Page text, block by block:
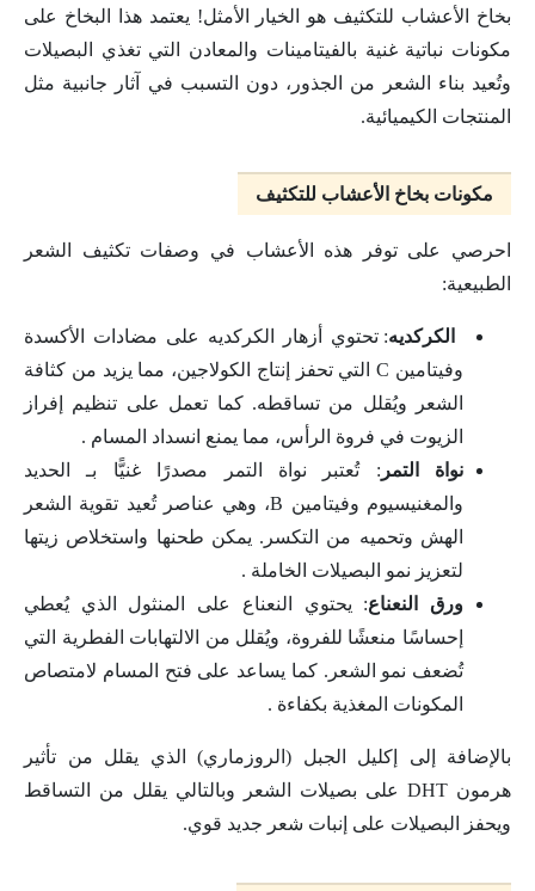
بخاخ الأعشاب للتكثيف هو الخيار الأمثل! يعتمد هذا البخاخ على
مكونات نباتية غنية بالفيتامينات والمعادن التي تغذي البصيلات
وتُعيد بناء الشعر من الجذور، دون التسبب في آثار جانبية مثل
المنتجات الكيميائية.
مكونات بخاخ الأعشاب للتكثيف
احرصي على توفر هذه الأعشاب في وصفات تكثيف الشعر
الطبيعية:
الكركديه: تحتوي أزهار الكركديه على مضادات الأكسدة
وفيتامين C التي تحفز إنتاج الكولاجين، مما يزيد من كثافة
الشعر ويُقلل من تساقطه. كما تعمل على تنظيم إفراز
الزيوت في فروة الرأس، مما يمنع انسداد المسام .
نواة التمر : تُعتبر نواة التمر مصدرًا غنيًّا بـ الحديد
والمغنيسيوم وفيتامين B، وهي عناصر تُعيد تقوية الشعر
الهش وتحميه من التكسر. يمكن طحنها واستخلاص زيتها
لتعزيز نمو البصيلات الخاملة .
ورق النعناع: يحتوي النعناع على المنثول الذي يُعطي
إحساسًا منعشًا للفروة، ويُقلل من الالتهابات الفطرية التي
تُضعف نمو الشعر. كما يساعد على فتح المسام لامتصاص
المكونات المغذية بكفاءة .
بالإضافة إلى إكليل الجبل (الروزماري) الذي يقلل من تأثير
هرمون DHT على بصيلات الشعر وبالتالي يقلل من التساقط
ويحفز البصيلات على إنبات شعر جديد قوي.